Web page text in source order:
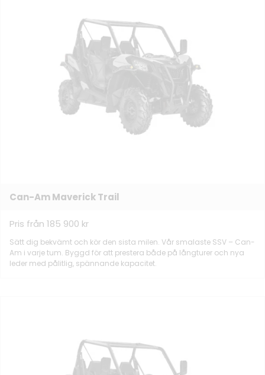
Can-Am Maverick Trail
Pris från 185 900 kr
Sätt dig bekvämt och kör den sista milen. Vår smalaste SSV – Can-
Am i varje tum. Byggd för att prestera både på långturer och nya
leder med pålitlig, spännande kapacitet.